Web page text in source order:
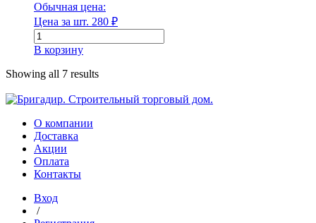
Макс. рабочая температура
Марка
Марка
Марка плотности
Марка плотности
Обычная цена:
Цена за шт. 280 ₽
Количество
товара
Брусок
40х50х3000
сухой
хвоя
"АВ"
В корзину
Showing all 7 results
О компании
Доставка
Акции
Оплата
Контакты
Вход
/